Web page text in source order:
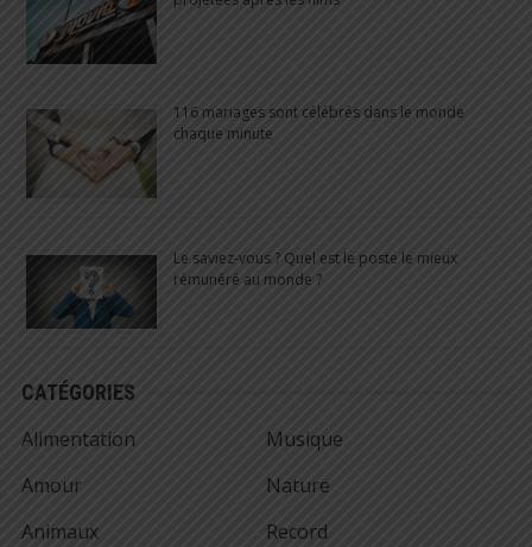
116 mariages sont célébrés dans le monde
chaque minute
Le saviez-vous ? Quel est le poste le mieux
rémunéré au monde ?
CATÉGORIES
Alimentation
Amour
Animaux
Musique
Nature
Record